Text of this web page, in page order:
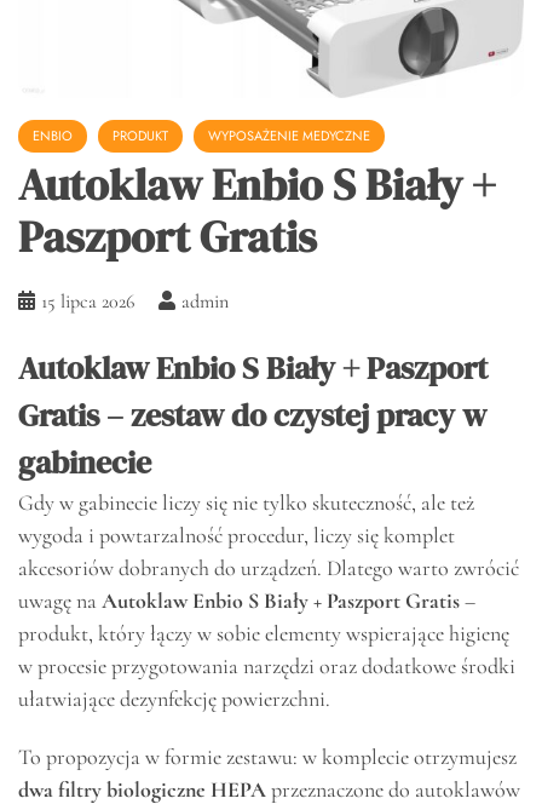
ENBIO PRODUKT WYPOSAŻENIE MEDYCZNE
Autoklaw Enbio S Biały +
Paszport Gratis
15 lipca 2026 admin
Autoklaw Enbio S Biały + Paszport
Gratis – zestaw do czystej pracy w
gabinecie
Gdy w gabinecie liczy się nie tylko skuteczność, ale też
wygoda i powtarzalność procedur, liczy się komplet
akcesoriów dobranych do urządzeń. Dlatego warto zwrócić
uwagę naAutoklaw Enbio S Biały + Paszport Gratis–
produkt, który łączy w sobie elementy wspierające higienę
w procesie przygotowania narzędzi oraz dodatkowe środki
ułatwiające dezynfekcję powierzchni.
To propozycja w formie zestawu: w komplecie otrzymujesz
dwa filtry biologiczne HEPAprzeznaczone do autoklawów